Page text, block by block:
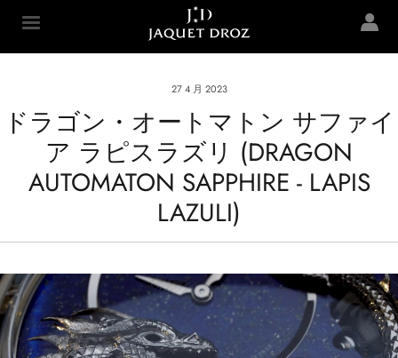
content
Jaquet Droz
27 4 月 2023
ドラゴン・オートマトン サファイ
ア ラピスラズリ (DRAGON
AUTOMATON SAPPHIRE - LAPIS
LAZULI)